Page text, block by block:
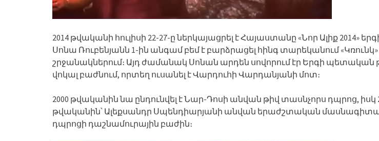
2014 թվականի հուլիսի 22-27-ը ներկայացրել է Հայաստանը «Նոր Ալիք 2014»
Սոնա Ռուբենյանն 1-ին անգամ բեմ է բարձրացել հինգ տարեկանում «Կռունկ»
շրջանակներում։ Այդ ժամանակ Սոնան արդեն սովորում էր Երգի
վոկալ բաժնում, որտեղ ուսանել է Վարդուհի Վարդանյանի մոտ։
2000 թվականին նա ընդունվել է Նար-Դոսի անվան թիվ տասնչորս դպրոց, իսկ
թվականին՝ Ալեքսանդր Սպենդիարյանի անվան երաժշտական
դպրոցի դաշնամուրային բաժին։